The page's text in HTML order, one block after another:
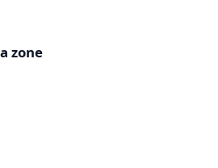
zone